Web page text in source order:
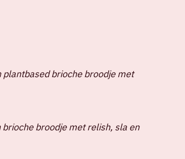
brioche broodje met
broodje met relish, sla en